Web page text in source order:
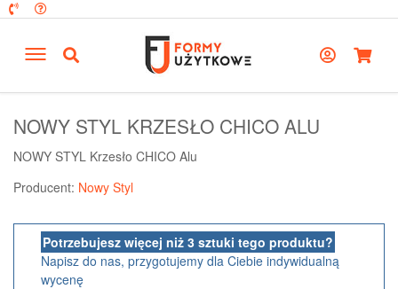
NOWY STYL KRZESŁO CHICO ALU
NOWY STYL Krzesło CHICO Alu
Producent: Nowy Styl
Potrzebujesz więcej niż 3 sztuki tego produktu?
Napisz do nas, przygotujemy dla Ciebie indywidualną
wycenę